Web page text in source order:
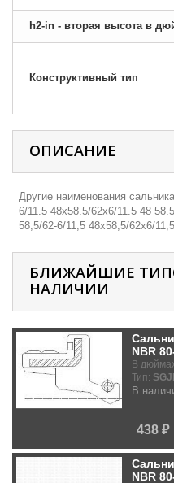
h2-in - вторая высота в
Конструктивный тип
ОПИСАНИЕ
Другие наименования
6/11.5 48х58.5/62х6/11.5 48
58,5/62-6/11,5 48х58,5/62х6/
БЛИЖАЙШИЕ
НАЛИЧИИ
NBR
В
Тип:
В
438 ₽
NBR